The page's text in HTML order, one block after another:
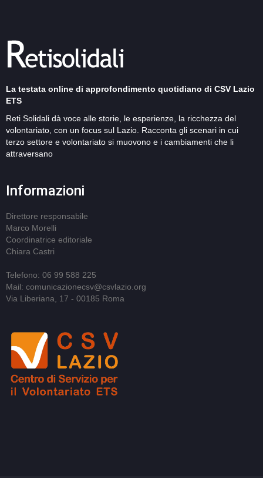
La testata online di approfondimento quotidiano di CSV Lazio
ETS
Reti Solidali dà voce alle storie, le esperienze, la ricchezza del
volontariato, con un focus sul Lazio. Racconta gli scenari in cui
terzo settore e volontariato si muovono e i cambiamenti che li
attraversano
Informazioni
Direttore responsabile
Marco Morelli
Coordinatrice editoriale
Chiara Castri
Telefono: 06 99 588 225
Mail: comunicazionecsv@csvlazio.org
Via Liberiana, 17 - 00185 Roma